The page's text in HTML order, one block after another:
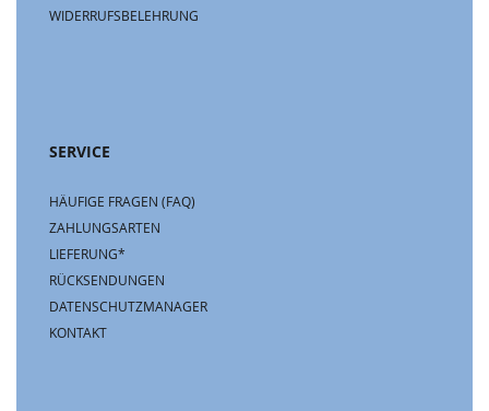
WIDERRUFSBELEHRUNG
SERVICE
HÄUFIGE FRAGEN (FAQ)
ZAHLUNGSARTEN
LIEFERUNG*
RÜCKSENDUNGEN
DATENSCHUTZMANAGER
KONTAKT